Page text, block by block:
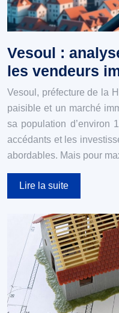
Vesoul :
les vendeurs
Vesoul, préfecture de la
paisible et un marché
sa population d’environ
accédants et les
abordables. Mais pour
Lire la suite